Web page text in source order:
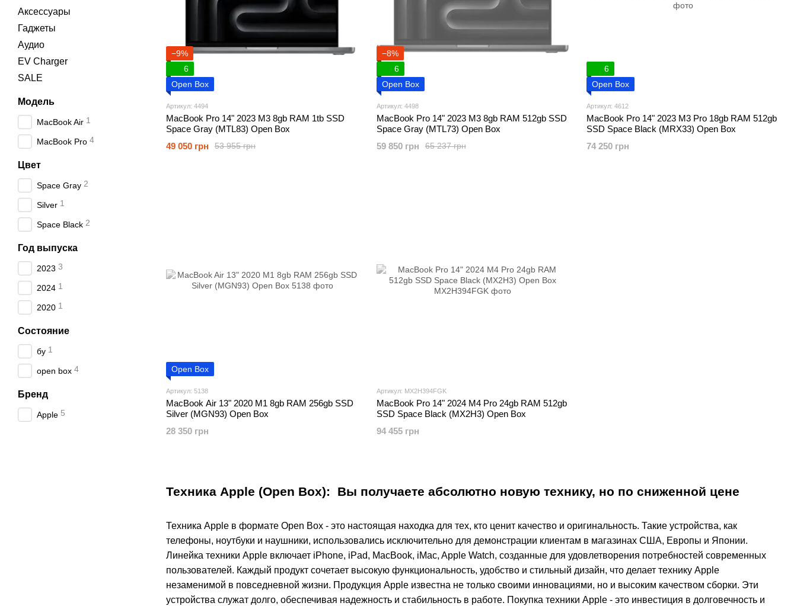
Техника Apple (Open Box): Вы получаете абсолютно новую технику, но по сниженной цене
Техника Apple в формате Open Box - это настоящая находка для тех, кто ценит качество и оригинальность. Такие устройства, как
телефоны, ноутбуки и наушники, использовались исключительно для демонстрации клиентам в магазинах США, Европы и Японии.
Линейка техники Apple включает iPhone, iPad, MacBook, iMac, Apple Watch, созданные для удовлетворения потребностей современных
пользователей. Каждый продукт сочетает высокую функциональность, удобство и стильный дизайн, что делает технику Apple
незаменимой в повседневной жизни. Продукция Apple известна не только своими инновациями, но и высоким качеством сборки. Эти
устройства служат долго, обеспечивая надежность и стабильность в работе. Покупка техники Apple - это инвестиция в долговечность и
−9%
6
Open Box
Артикул: 4494
MacBook Pro 14" 2023 M3 8gb RAM 1tb SSD
Space Gray (MTL83) Open Box
53 955 грн
49 050 грн
−8%
6
Open Box
Артикул: 4498
MacBook Pro 14" 2023 M3 8gb RAM 512gb SSD
Space Gray (MTL73) Open Box
65 237 грн
59 850 грн
6
Open Box
Артикул: 4612
MacBook Pro 14" 2023 M3 Pro 18gb RAM 512gb
SSD Space Black (MRX33) Open Box
74 250 грн
Open Box
Артикул: 5138
MacBook Air 13" 2020 M1 8gb RAM 256gb SSD
Silver (MGN93) Open Box
28 350 грн
Артикул: MX2H394FGK
MacBook Pro 14" 2024 M4 Pro 24gb RAM 512gb
SSD Space Black (MX2H3) Open Box
94 455 грн
Аксессуары
Гаджеты
Аудио
EV Charger
SALE
Модель
MacBook Air 1
MacBook Pro 4
Цвет
Space Gray 2
Silver 1
Space Black 2
Год выпуска
2023 3
2024 1
2020 1
Состояние
бу 1
open box 4
Бренд
Apple 5